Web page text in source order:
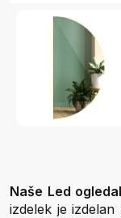
Naše Led
izdelek je